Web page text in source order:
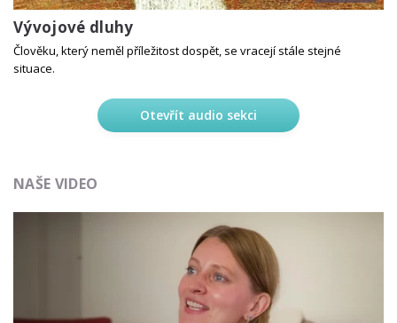
Vývojové dluhy
Člověku, který neměl příležitost dospět, se vracejí stále stejné
situace.
Otevřít audio sekci
NAŠE VIDEO